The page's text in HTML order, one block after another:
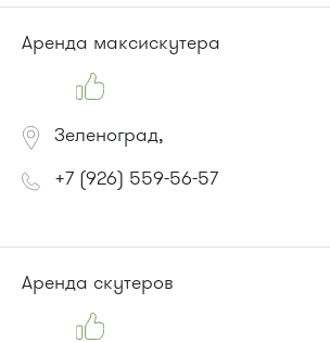
Маршрутка № 417м, 460м, 479м, 720м
или до остановки"Корпус 1602"
Автобусы № 5, 15, 17, 20, 32.
Маршрутка № 417м, 460м, 479м, 720м
Аренда максискутера
Зеленоград,
+7 (926) 559-56-57
Аренда скутеров